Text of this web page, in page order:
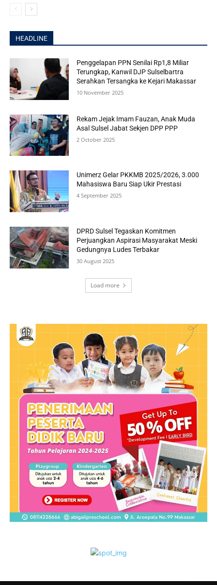
HEADLINE
Penggelapan PPN Senilai Rp1,8 Miliar
Terungkap, Kanwil DJP Sulselbartra
Serahkan Tersangka ke Kejari Makassar
10 November 2025
Rekam Jejak Imam Fauzan, Anak Muda
Asal Sulsel Jabat Sekjen DPP PPP
2 October 2025
Unimerz Gelar PKKMB 2025/2026, 3.000
Mahasiswa Baru Siap Ukir Prestasi
4 September 2025
DPRD Sulsel Tegaskan Komitmen
Perjuangkan Aspirasi Masyarakat Meski
Gedungnya Ludes Terbakar
30 August 2025
Load more